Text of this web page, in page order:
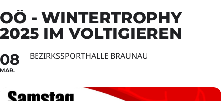
OÖ - WINTERTROPHY
2025 IM VOLTIGIEREN
08
MAR.
BEZIRKSSPORTHALLE BRAUNAU